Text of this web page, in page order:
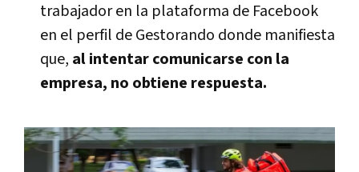
trabajador en la plataforma de Facebook
en el perfil de Gestorando donde manifiesta
que, al intentar comunicarse con la
empresa, no obtiene respuesta.